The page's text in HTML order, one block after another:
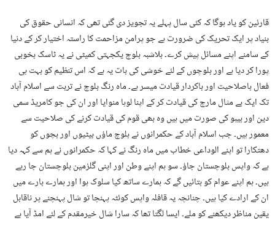
قارئین کو یاد ہوگا کہ کئی سال پہلے یہ تجویز دی گئی تھی کہ انسانی حقوق کی
بنیاد پر ایک تحریک کی ضرورت ہے جو پرامن مزاحمت کا راستہ اختیار کر کے دنیا
کے سامنے اپنے مسائل پیش کرے۔ بلاشبہ بلوچ یکجہتی کمیٹی نے یہ ٹاسک بخوبی
پورا کر دیا ہے اور بلوچوں کے لئے خوشی کی بات یہ ہے کہ اس تنظیم کو بہت ہی
فعال باصلاحیت اور باکردار قیادت میسر ہے۔ ماہ رنگ بلوچ نے تربت سے اسلام آباد
تک ایک بے مثال مارچ کی قیادت کر کے اپنا لوہا منوایا اور ان کی جو کامریڈ سمی
دین اور بیبو کی صورت میں ہیں وہ بھی قوم کی قیادت کرنے کی صلاحیت سے
معمور ہیں۔ جب اسلام آباد کے حکمرانوں نے بلوچ ماﺅں بیٹیوں اور بچوں کو
دھتکارا تو اپنے الوداعی خطاب میں ماہ رنگ نے کہا کہ حکمرانوں نے ہم سے کہہ دیا
ہے کہ واپس بلوچستان جاﺅ۔ سو ہم اپنے وطن اور اپنی گلزمین بلوچستان جا رہے
ہیں۔ ہم اپنے عوام کو بتائیں گے کہ ہمارے ساتھ کیا سلوک ہوا اور ہمارے بارے میں
ان کے ارادے کیا ہیں۔ چنانچہ یہ قافلہ واپس کوئٹہ پہنچا تو شال پہنچنے پر ناقابل
یقین مناظر دیکھنے کو ملے۔ ایسا لگتا تھا کہ سارا شال خیرمقدم کے لئے امڈ آیا ہے